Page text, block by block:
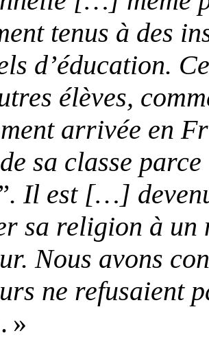
tenus à des
d’éducation.
élèves,
arrivée en
sa classe
Il est […]
sa religion à un
Nous avons
ne refusaient
. »